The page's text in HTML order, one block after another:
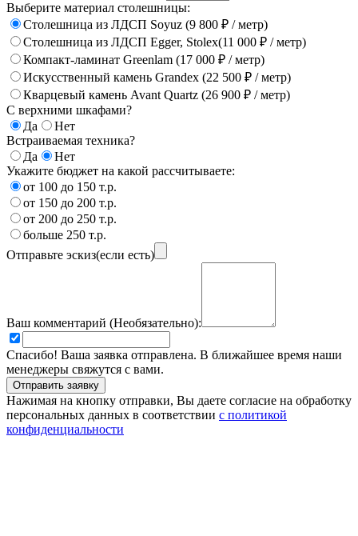
Выберите материал столешницы:
Столешница из ЛДСП Soyuz (9 800 ₽ / метр)
Столешница из ЛДСП Egger, Stolex(11 000 ₽ / метр)
Компакт-ламинат Greenlam (17 000 ₽ / метр)
Искусственный камень Grandex (22 500 ₽ / метр)
Кварцевый камень Avant Quartz (26 900 ₽ / метр)
С верхними шкафами?
Да
Нет
Встраиваемая техника?
Да
Нет
Укажите бюджет на какой рассчитываете:
от 100 до 150 т.р.
от 150 до 200 т.р.
от 200 до 250 т.р.
больше 250 т.р.
Отправьте эскиз(если есть)
Ваш комментарий (Необязательно):
Спасибо! Ваша заявка отправлена. В ближайшее время наши
менеджеры свяжутся с вами.
Нажимая на кнопку отправки, Вы даете согласие на обработку
персональных данных в соответствии с политикой
конфиденциальности